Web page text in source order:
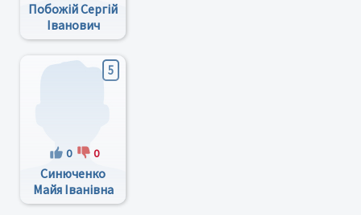
Побожій Сергій
Іванович
5
0 0
Синюченко
Майя Іванівна